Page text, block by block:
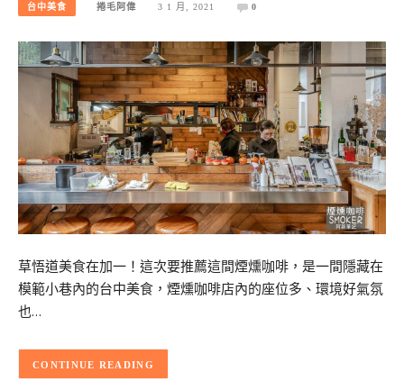
台中美食 捲毛阿偉 3 1 月, 2021 0
草悟道美食在加一！這次要推薦這間煙燻咖啡，是一間隱藏在
模範小巷內的台中美食，煙燻咖啡店內的座位多、環境好氣氛
也…
CONTINUE READING